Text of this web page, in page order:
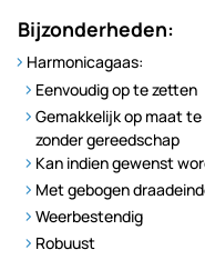
Bijzonderheden:
Harmonicagaas:
Eenvoudig op te zetten
Gemakkelijk op maat
zonder gereedschap
Kan indien gewenst
Met gebogen
Weerbestendig
Robuust